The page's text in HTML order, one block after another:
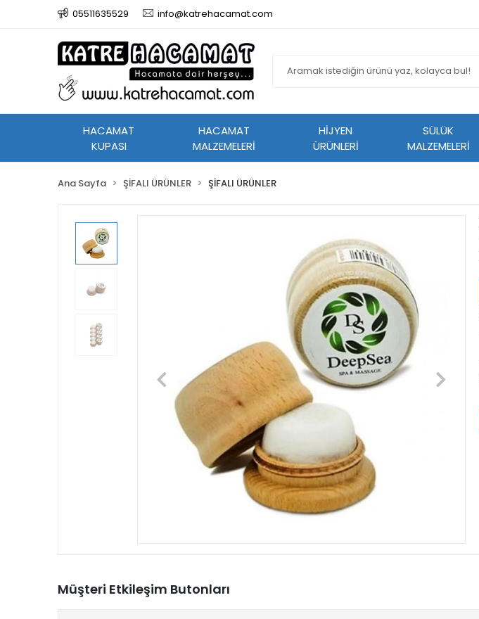
05511635529 info@katrehacamat.com
HACAMAT
KUPASI
HACAMAT
MALZEMELERİ
HİJYEN
ÜRÜNLERİ
SÜLÜK
MALZEMELERİ
Ana Sayfa ŞİFALI ÜRÜNLER ŞİFALI ÜRÜNLER
Müşteri Etkileşim Butonları